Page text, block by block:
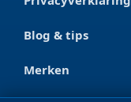
Blog & tips
Merken